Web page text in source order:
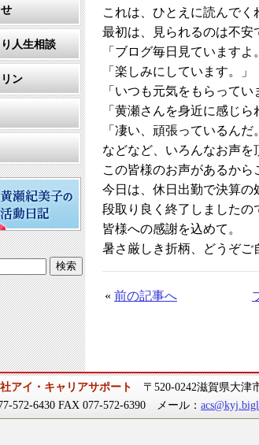
これは、ひとえに読んでく
最初は、見られるのは不安
「ブログ毎日見ていますよ
「楽しみにしています。」
「いつも元気をもらってい
「黄瀬さんを身近に感じら
「凄い、頑張っているんだ
などなど、いろんなお声を
この皆様のお声があるから
今日は、休日出勤で決算の
段取り良く終了しましたの
皆様への感謝を込めて。
暑さ厳しき折柄、どうぞご
« 前の記事へ
人生相談
ン
アイ・キャリアサポート
〒520-0242滋賀県大津
572-6430 FAX 077-572-6390 メール：